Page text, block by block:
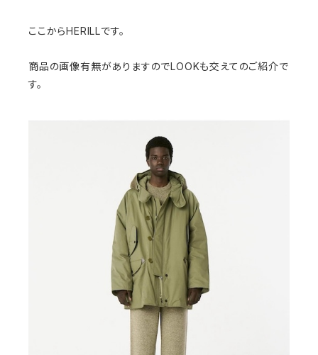
ここからHERILLです。
商品の画像有無がありますのでLOOKも交えてのご紹介で
す。